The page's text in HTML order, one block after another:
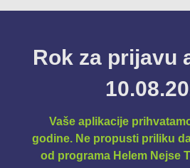
Rok za prijavu
Vaše aplikacije
godine. Ne propusti priliku
od programa Helem Nejse